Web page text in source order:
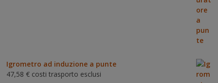
Igrometro ad induzione a punte
47,58 € costi trasporto esclusi